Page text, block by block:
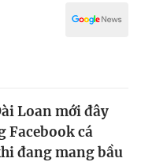
Loan mới đây
Facebook cá
đang mang bầu